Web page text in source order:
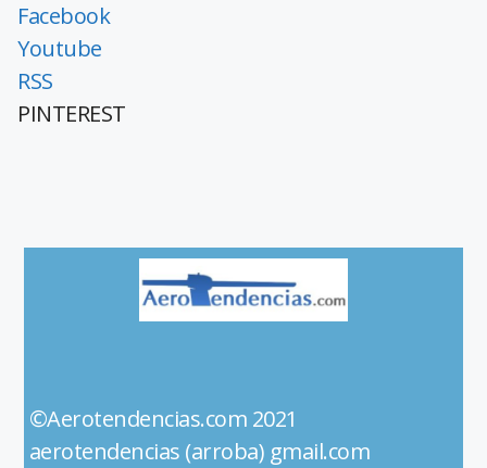
Facebook
Youtube
RSS
PINTEREST
©Aerotendencias.com 2021
aerotendencias (arroba) gmail.com